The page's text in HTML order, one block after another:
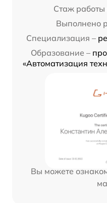
Стаж работы
Выполнено
Специализация –
Образование –
«Автоматизация
Вы можете